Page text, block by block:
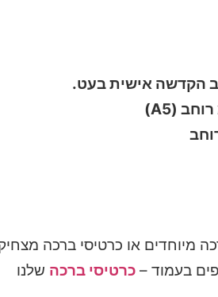
או כרטיסי ברכה
בעמוד –כרטיסי ברכה שלנו